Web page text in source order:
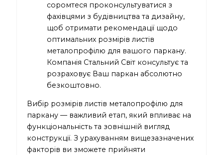
соромтеся проконсультуватися з
фахівцями з будівництва та дизайну,
щоб отримати рекомендації щодо
оптимальних розмірів листів
металопрофілю для вашого паркану.
Компанія Стальний Світ консультує та
розраховує Ваш паркан абсолютно
безкоштовно.
Вибір розмірів листів металопрофілю для
паркану — важливий етап, який впливає на
функціональність та зовнішній вигляд
конструкції. З урахуванням вищезазначених
факторів ви зможете прийняти